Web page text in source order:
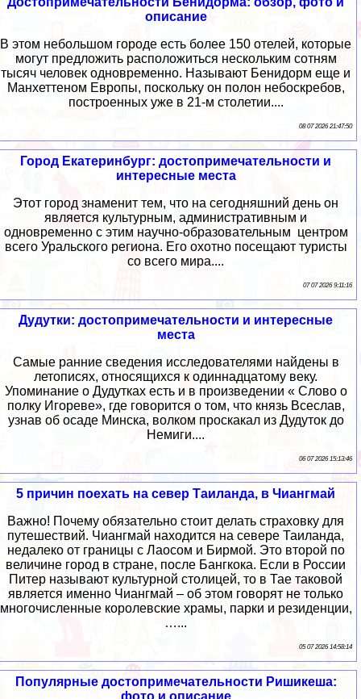
описание
В этом небольшом городе есть более 150 отелей, которые
могут предложить расположиться нескольким сотням
тысяч человек одновременно. Называют Бенидорм еще и
Манхеттеном Европы, поскольку он полон небоскребов,
построенных уже в 21-м столетии....
08 07 2026 21:47:50
Город Екатеринбург: достопримечательности и
интересные места
Этот город знаменит тем, что на сегодняшний день он
является культурным, административным и
одновременно с этим научно-образовательным центром
всего Уральского региона. Его охотно посещают туристы
со всего мира....
07 07 2026 9:11:16
Дудутки: достопримечательности и интересные
места
Самые ранние сведения исследователями найдены в
летописях, относящихся к одиннадцатому веку.
Упоминание о Дудутках есть и в произведении « Слово о
полку Игореве», где говорится о том, что князь Всеслав,
узнав об осаде Минска, волком проскакал из Дудуток до
Немиги....
06 07 2026 15:13:46
5 причин поехать на север Таиланда, в Чиангмай
Важно! Почему обязательно стоит делать страховку для
путешествий. Чиангмай находится на севере Таиланда,
недалеко от границы с Лаосом и Бирмой. Это второй по
величине город в стране, после Бангкока. Если в России
Питер называют культурной столицей, то в Тае таковой
является именно Чиангмай – об этом говорят не только
многочисленные королевские храмы, парки и резиденции,
…...
05 07 2026 14:58:14
Популярные достопримечательности Ришикеша:
фото и описание